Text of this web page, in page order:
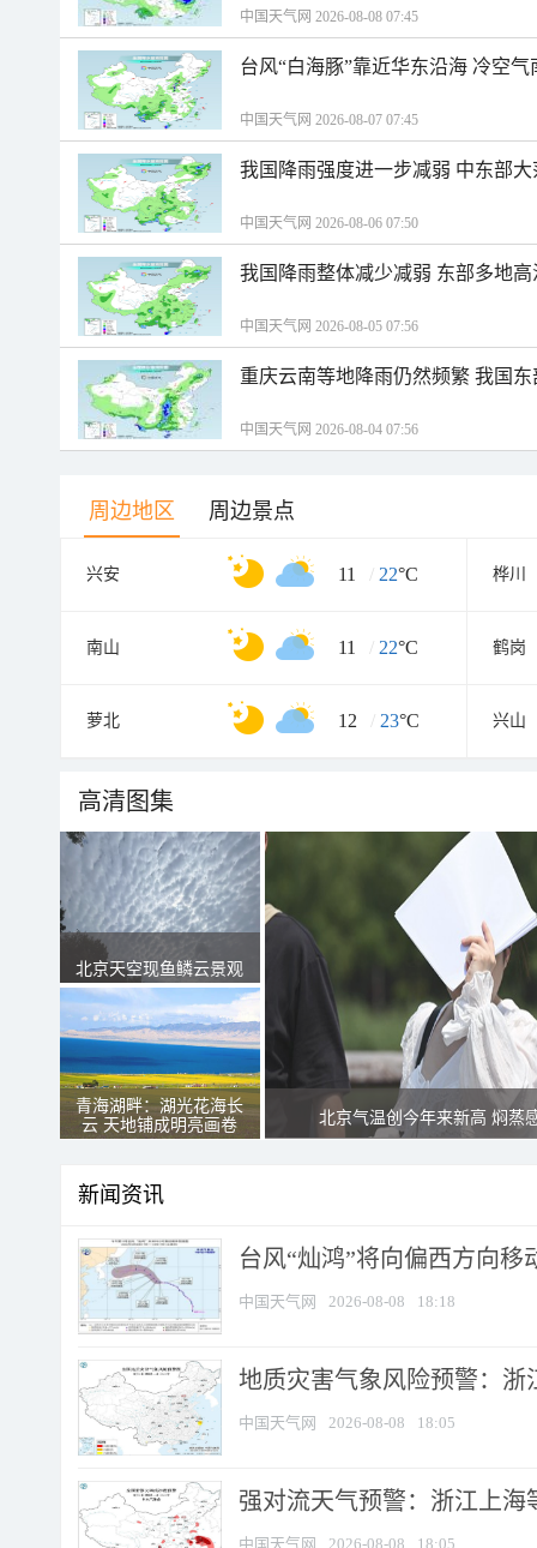
中国天气网 2026-08-08 07:45
台风“白海豚”靠近华东沿海 冷空
中国天气网 2026-08-07 07:45
我国降雨强度进一步减弱 中东部
中国天气网 2026-08-06 07:50
我国降雨整体减少减弱 东部多地
中国天气网 2026-08-05 07:56
重庆云南等地降雨仍然频繁 我国
中国天气网 2026-08-04 07:56
周边地区 周边景点
兴安 11 / 22°C 桦川
南山 11 / 22°C 鹤岗
萝北 12 / 23°C 兴山
高清图集
北京天空现鱼鳞云景观
青海湖畔：湖光花海长
云 天地铺成明亮画卷
北京气温创今年来新高 焖蒸
新闻资讯
台风“灿鸿”将向偏西方向移
中国天气网 2026-08-08 18:18
地质灾害气象风险预警：
中国天气网 2026-08-08 18:05
强对流天气预警：浙江上海
中国天气网 2026-08-08 18:05